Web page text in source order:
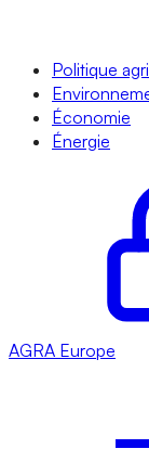
Politique
Économie
Énergie
AGRA Europe